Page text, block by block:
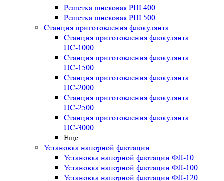
Решетка шнековая РШ 400
Решетка шнековая РШ 500
Станция приготовления флокулянта
Станция приготовления флокулянта
ПС-1000
Станция приготовления флокулянта
ПС-1500
Станция приготовления флокулянта
ПС-2000
Станция приготовления флокулянта
ПС-2500
Станция приготовления флокулянта
ПС-3000
Еще
Установка напорной флотации
Установка напорной флотации ФЛ-10
Установка напорной флотации ФЛ-100
Установка напорной флотации ФЛ-120